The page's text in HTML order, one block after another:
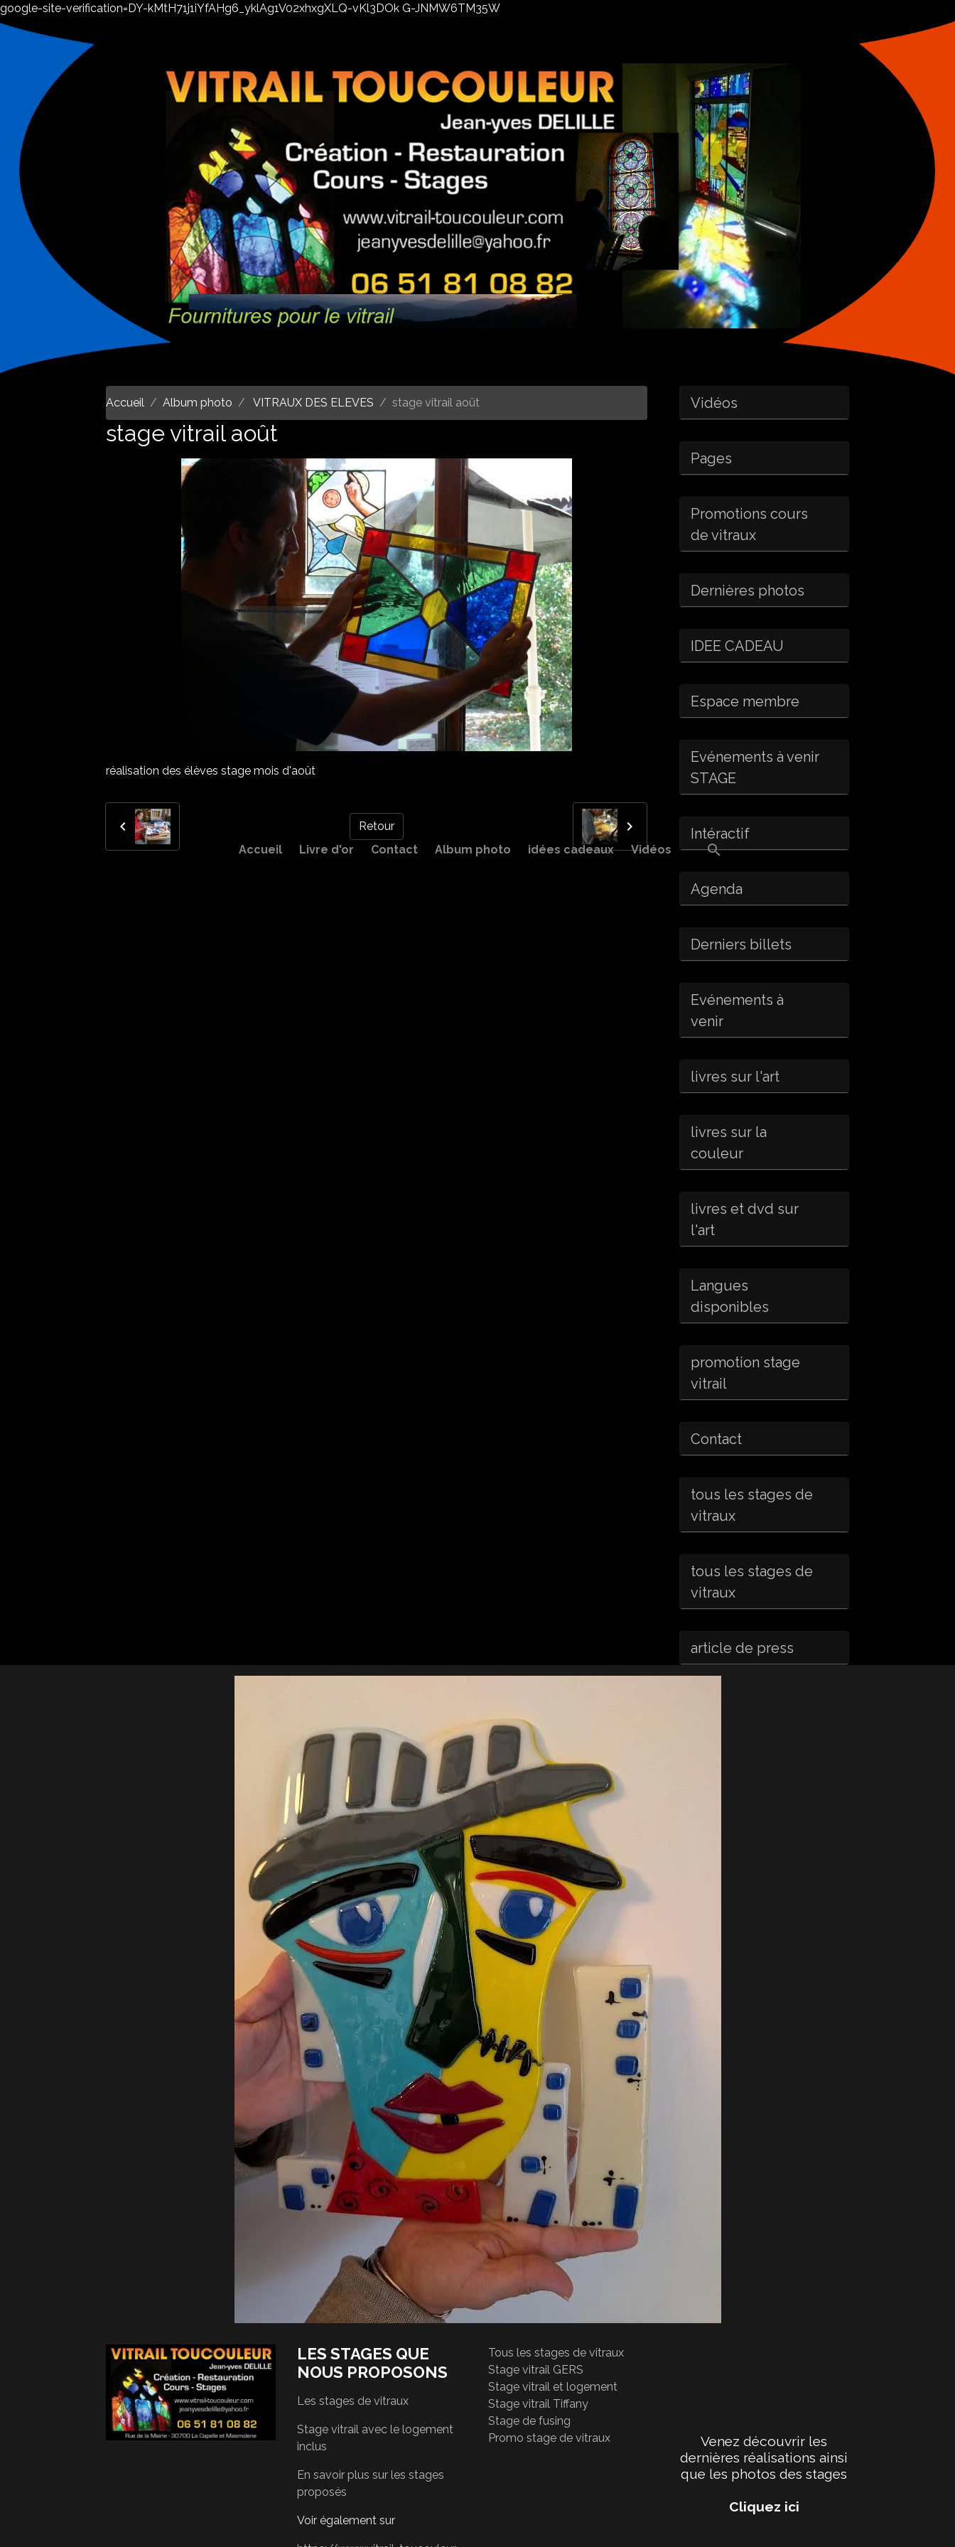
google-site-verification=DY-kMtH71j1iYfAHg6_yklAg1V02xhxgXLQ-vKl3DOk G-JNMW6TM35W
Accueil Livre d'or Contact Album photo idées cadeaux Vidéos
Accueil Album photo VITRAUX DES ELEVES stage vitrail août
stage vitrail août
réalisation des élèves stage mois d'août
Retour
Vidéos
Pages
Promotions cours
de vitraux
Dernières photos
IDEE CADEAU
Espace membre
Evénements à venir
STAGE
Intéractif
Agenda
Derniers billets
Evénements à
venir
livres sur l'art
livres sur la
couleur
livres et dvd sur
l'art
Langues
disponibles
promotion stage
vitrail
Contact
tous les stages de
vitraux
tous les stages de
vitraux
article de press
LES STAGES QUE
NOUS PROPOSONS
Les stages de vitraux
Stage vitrail avec le logement
inclus
En savoir plus sur les stages
proposés
Voir également sur
Tous les stages de vitraux
Stage vitrail GERS
Stage vitrail et logement
Stage vitrail Tiffany
Stage de fusing
Promo stage de vitraux
Venez découvrir les
dernières réalisations ainsi
que les photos des stages
Cliquez ici